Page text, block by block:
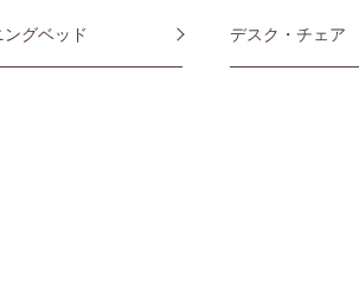
ングベッド デスク・チェア